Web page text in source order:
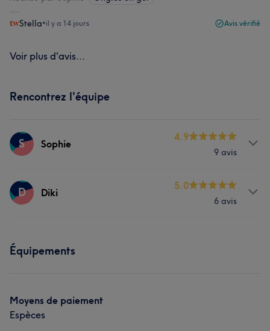
Stella•il y a 14 jours Avis vérifié
Voir plus d'avis...
Rencontrez l'équipe
S Sophie
4.9
9 avis
Prestations
D Diki
5.0
6 avis
Équipements
Moyens de paiement
Espèces